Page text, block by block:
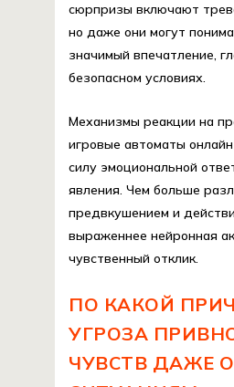
сюрпризы включают
но даже они могут
значимый впечатление,
безопасном условиях.
Механизмы реакции на
игровые автоматы
силу эмоциональной
явления. Чем больше
предвкушением и
выраженнее нейронная
чувственный отклик.
ПО КАКОЙ
УГРОЗА
ЧУВСТВ ДАЖЕ